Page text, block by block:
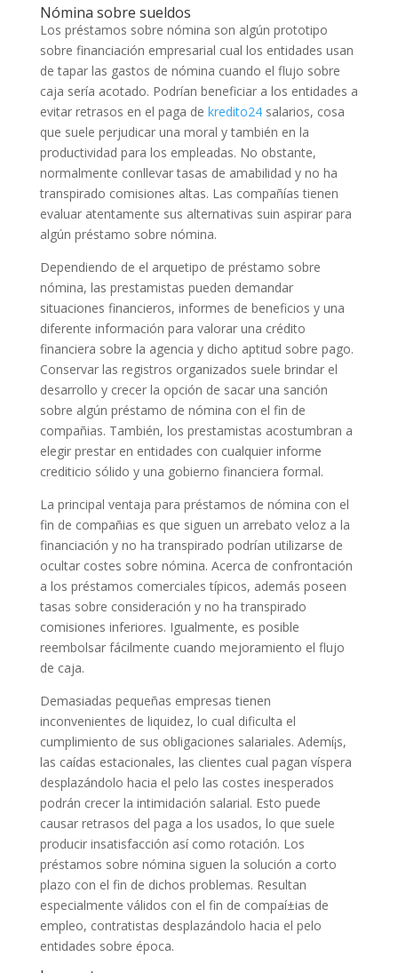
Nómina sobre sueldos
Los préstamos sobre nómina son algún prototipo
sobre financiación empresarial cual los entidades usan
de tapar las gastos de nómina cuando el flujo sobre
caja serí­a acotado. Podrían beneficiar a los entidades a
evitar retrasos en el paga de kredito24salarios, cosa
que suele perjudicar una moral y también en la
productividad para los empleadas. No obstante,
normalmente conllevar tasas de amabilidad y no ha
transpirado comisiones altas. Las compañías tienen
evaluar atentamente sus alternativas suin aspirar para
algún préstamo sobre nómina.
Dependiendo de el arquetipo de préstamo sobre
nómina, las prestamistas pueden demandar
situaciones financieros, informes de beneficios y una
diferente información para valorar una crédito
financiera sobre la agencia y dicho aptitud sobre pago.
Conservar las registros organizados suele brindar el
desarrollo y crecer la opción de sacar una sanción
sobre algún préstamo de nómina con el fin de
compañias. También, los prestamistas acostumbran a
elegir prestar en entidades con cualquier informe
crediticio sólido y una gobierno financiera formal.
La principal ventaja para préstamos de nómina con el
fin de compañias es que siguen un arrebato veloz a la
financiación y no ha transpirado podrían utilizarse de
ocultar costes sobre nómina. Acerca de confrontación
a los préstamos comerciales tí­picos, además poseen
tasas sobre consideración y no ha transpirado
comisiones inferiores. Igualmente, es posible
reembolsar fácilmente cuando mejoramiento el flujo
de caja.
Demasiadas pequeñas empresas tienen
inconvenientes de liquidez, lo cual dificulta el
cumplimiento de sus obligaciones salariales. Ademí¡s,
las caídas estacionales, las clientes cual pagan víspera
desplazándolo hacia el pelo las costes inesperados
podrán crecer la intimidación salarial. Esto puede
causar retrasos del paga a los usados, lo que suele
producir insatisfacción así­ como rotación. Los
préstamos sobre nómina siguen la solución a corto
plazo con el fin de dichos problemas. Resultan
especialmente válidos con el fin de compaí±ias de
empleo, contratistas desplazándolo hacia el pelo
entidades sobre época.